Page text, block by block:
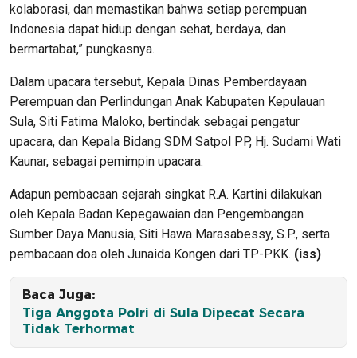
kolaborasi, dan memastikan bahwa setiap perempuan
Indonesia dapat hidup dengan sehat, berdaya, dan
bermartabat,” pungkasnya.
Dalam upacara tersebut, Kepala Dinas Pemberdayaan
Perempuan dan Perlindungan Anak Kabupaten Kepulauan
Sula, Siti Fatima Maloko, bertindak sebagai pengatur
upacara, dan Kepala Bidang SDM Satpol PP, Hj. Sudarni Wati
Kaunar, sebagai pemimpin upacara.
Adapun pembacaan sejarah singkat R.A. Kartini dilakukan
oleh Kepala Badan Kepegawaian dan Pengembangan
Sumber Daya Manusia, Siti Hawa Marasabessy, S.P., serta
pembacaan doa oleh Junaida Kongen dari TP-PKK. (iss)
Baca Juga:
Tiga Anggota Polri di Sula Dipecat Secara
Tidak Terhormat